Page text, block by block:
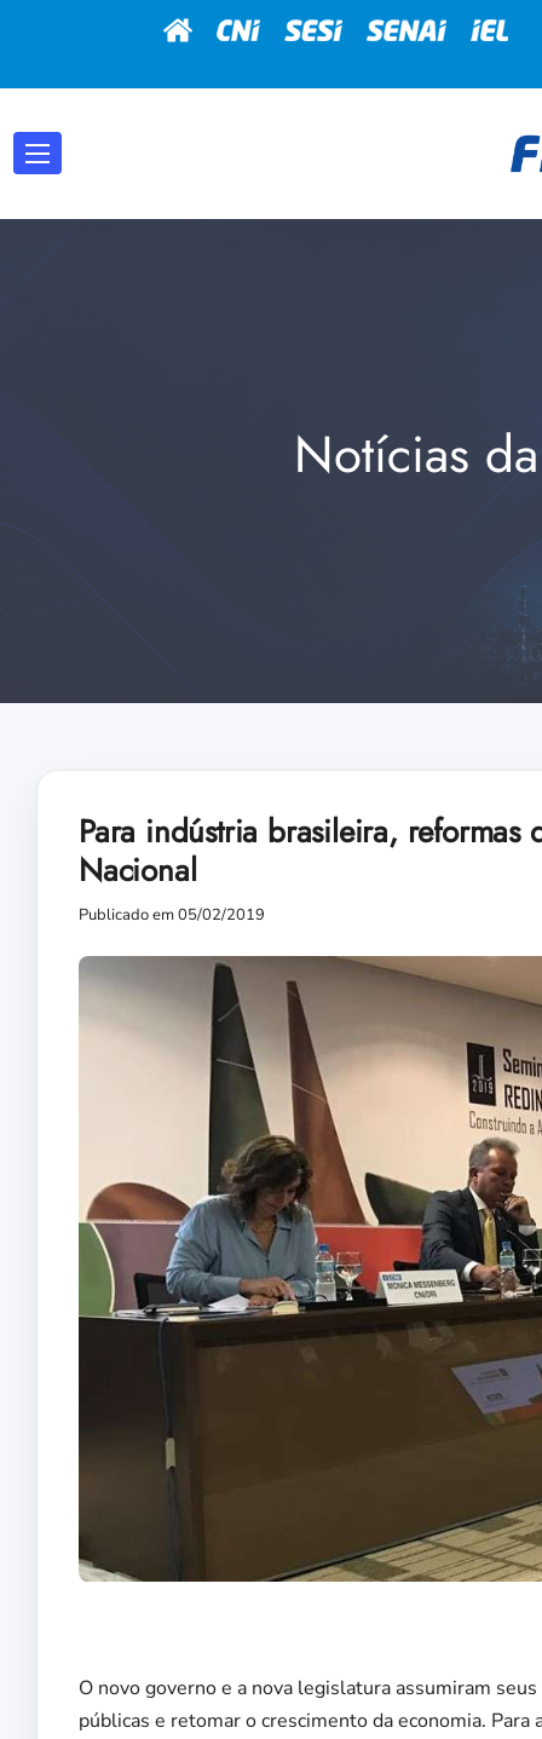
Notícias
Para indústria brasileira,
Nacional
Publicado em 05/02/2019
O novo governo e a nova legislatura assumiram
públicas e retomar o crescimento da economia.